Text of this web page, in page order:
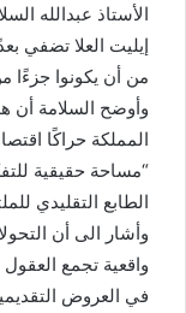
الأستاذ عبدالله
إيليت العلا تضفي
من أن يكونوا جزءًا
وأوضح السلامة أن
المملكة حراكًا
“مساحة حقيقية
الطابع التقليدي
وأشار الى أن
واقعية تجمع العقول
في العروض